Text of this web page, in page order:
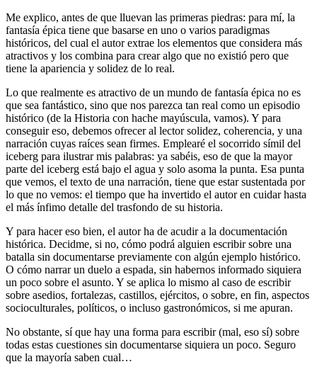
Me explico, antes de que lluevan las primeras piedras: para mí, la
fantasía épica tiene que basarse en uno o varios paradigmas
históricos, del cual el autor extrae los elementos que considera más
atractivos y los combina para crear algo que no existió pero que
tiene la apariencia y solidez de lo real.
Lo que realmente es atractivo de un mundo de fantasía épica no es
que sea fantástico, sino que nos parezca tan real como un episodio
histórico (de la Historia con hache mayúscula, vamos). Y para
conseguir eso, debemos ofrecer al lector solidez, coherencia, y una
narración cuyas raíces sean firmes. Emplearé el socorrido símil del
iceberg para ilustrar mis palabras: ya sabéis, eso de que la mayor
parte del iceberg está bajo el agua y solo asoma la punta. Esa punta
que vemos, el texto de una narración, tiene que estar sustentada por
lo que no vemos: el tiempo que ha invertido el autor en cuidar hasta
el más ínfimo detalle del trasfondo de su historia.
Y para hacer eso bien, el autor ha de acudir a la documentación
histórica. Decidme, si no, cómo podrá alguien escribir sobre una
batalla sin documentarse previamente con algún ejemplo histórico.
O cómo narrar un duelo a espada, sin habernos informado siquiera
un poco sobre el asunto. Y se aplica lo mismo al caso de escribir
sobre asedios, fortalezas, castillos, ejércitos, o sobre, en fin, aspectos
socioculturales, políticos, o incluso gastronómicos, si me apuran.
No obstante, sí que hay una forma para escribir (mal, eso sí) sobre
todas estas cuestiones sin documentarse siquiera un poco. Seguro
que la mayoría saben cual…